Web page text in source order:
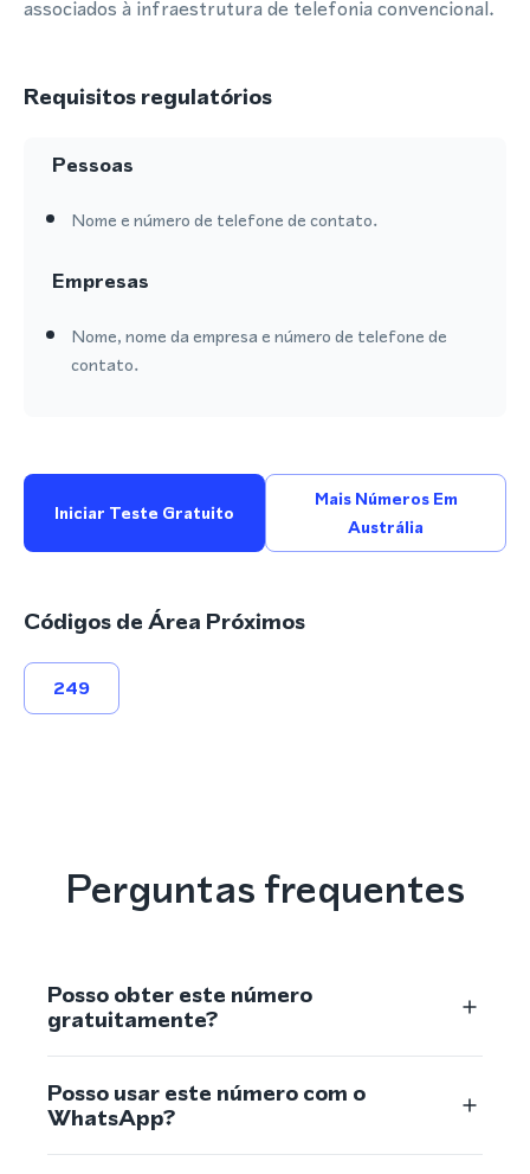
associados à infraestrutura de telefonia convencional.
Requisitos regulatórios
Pessoas
Nome e número de telefone de contato.
Empresas
Nome, nome da empresa e número de telefone de
contato.
Iniciar Teste Gratuito
Mais Números Em
Austrália
Códigos de Área Próximos
249
Perguntas frequentes
Posso obter este número
gratuitamente?
Posso usar este número com o
WhatsApp?